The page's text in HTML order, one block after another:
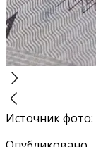
Источник фото: